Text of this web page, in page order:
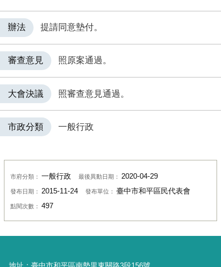
辦法 提請同意墊付。
審查意見 照原案通過。
大會決議 照審查意見通過。
市政分類 一般行政
市府分類： 一般行政 最後異動日期： 2020-04-29
發布日期： 2015-11-24 發布單位： 臺中市和平區民代表會
點閱次數： 497